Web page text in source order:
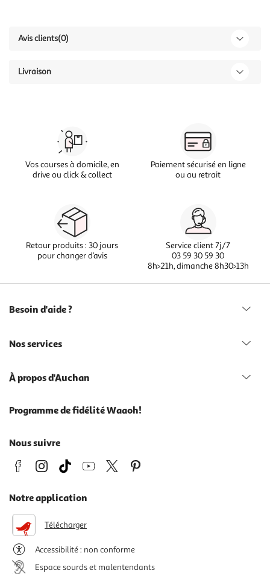
Avis clients(0)
Livraison
Vos courses à domicile, en
drive ou click & collect
Paiement sécurisé en ligne
ou au retrait
Retour produits : 30 jours
pour changer d’avis
Service client 7j/7
03 59 30 59 30
8h>21h, dimanche 8h30>13h
Besoin d'aide ?
Nos services
À propos d'Auchan
Programme de fidélité Waaoh!
Nous suivre
Notre application
Télécharger
Accessibilité : non conforme
Espace sourds et malentendants